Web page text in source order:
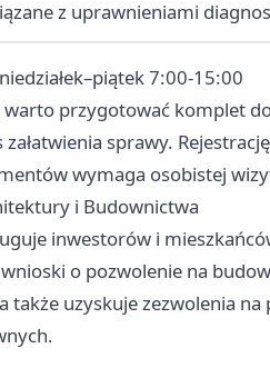
z uprawnieniami
7:00-15:00
warto przygotować komplet
załatwienia sprawy.
wymaga osobistej
i Budownictwa
inwestorów i
wnioski o pozwolenie na
także uzyskuje zezwolenia